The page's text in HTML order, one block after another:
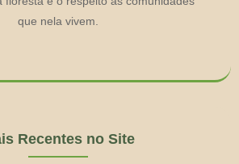
que nela vivem.
Recentes no Site